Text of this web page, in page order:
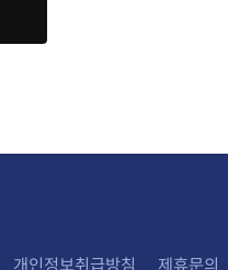
개인정보취급방침 제휴문의